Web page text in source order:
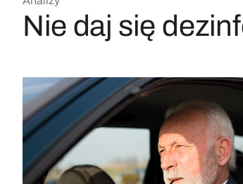
Nie daj się